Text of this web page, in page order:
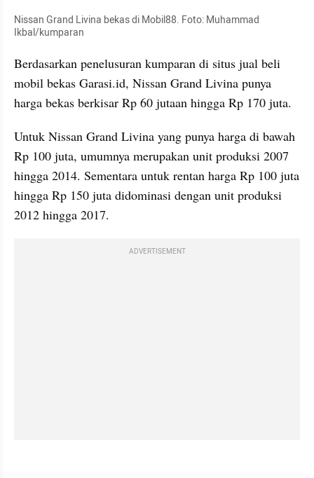
Nissan Grand Livina bekas di Mobil88. Foto: Muhammad
Ikbal/kumparan
Berdasarkan penelusuran kumparan di situs jual beli
mobil bekas Garasi.id, Nissan Grand Livina punya
harga bekas berkisar Rp 60 jutaan hingga Rp 170 juta.
Untuk Nissan Grand Livina yang punya harga di bawah
Rp 100 juta, umumnya merupakan unit produksi 2007
hingga 2014. Sementara untuk rentan harga Rp 100 juta
hingga Rp 150 juta didominasi dengan unit produksi
2012 hingga 2017.
ADVERTISEMENT